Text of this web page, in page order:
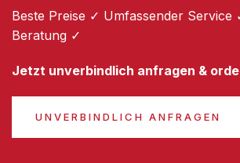
Beste Preise ✓ Umfassender Service
Beratung ✓
Jetzt unverbindlich anfragen &
UNVERBINDLICH ANFRAGEN